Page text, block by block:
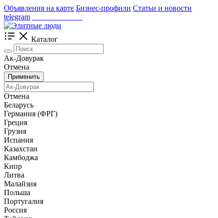
Объявления на карте Бизнес-профили Статьи и новости
telegram
Каталог
Ак-Довурак
Отмена
Применить
Отмена
Беларусь
Германия (ФРГ)
Греция
Грузия
Испания
Казахстан
Камбоджа
Кипр
Литва
Малайзия
Польша
Португалия
Россия